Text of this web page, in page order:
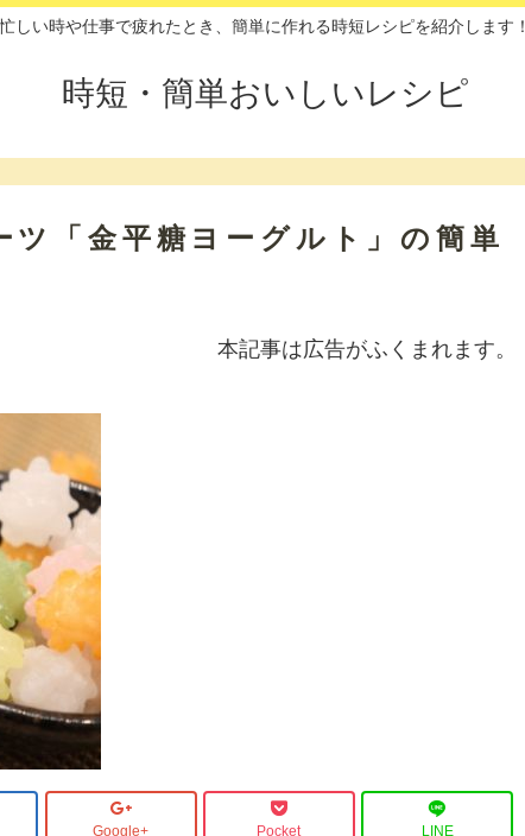
忙しい時や仕事で疲れたとき、簡単に作れる時短レシピを紹介します！
時短・簡単おいしいレシピ
ツ「金平糖ヨーグルト」の簡単
本記事は広告がふくまれます。
Google+ Pocket LINE